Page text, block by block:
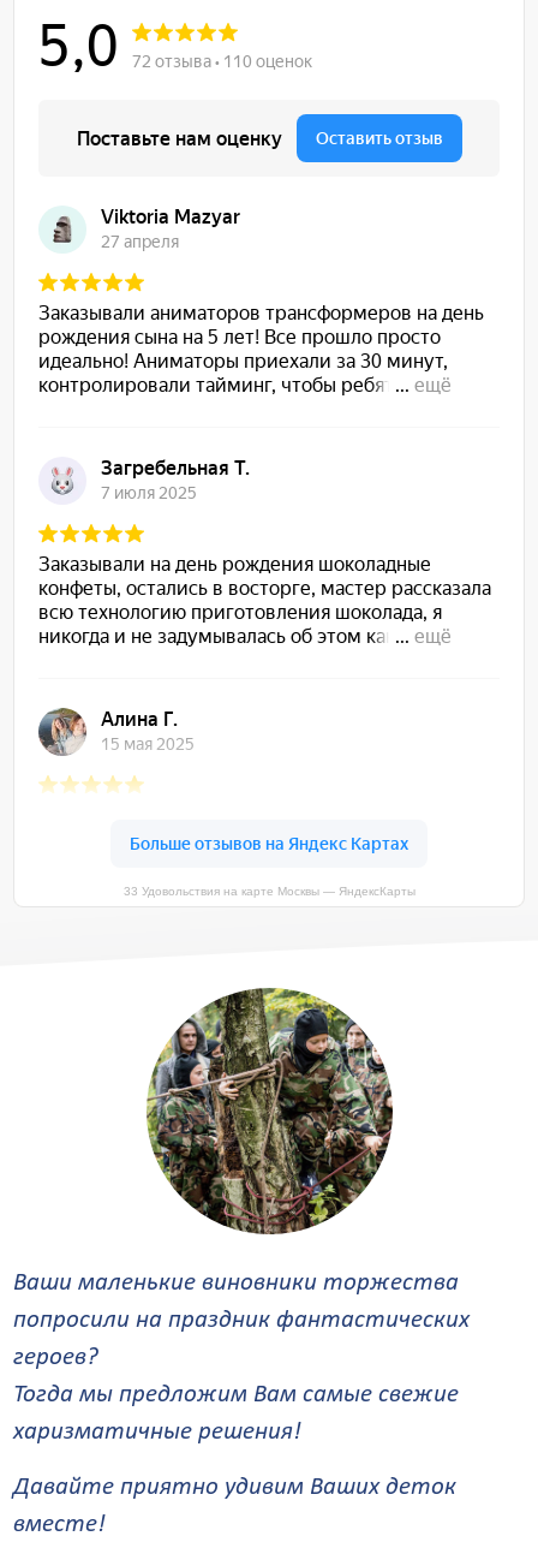
33 Удовольствия на карте Москвы — ЯндексКарты
Ваши маленькие виновники торжества
попросили на праздник фантастических
героев?
Тогда мы предложим Вам самые свежие
харизматичные решения!
Давайте приятно удивим Ваших деток
вместе!